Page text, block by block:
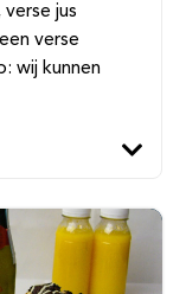
jus
verse
wij kunnen